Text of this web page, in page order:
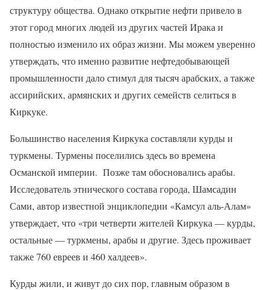
структуру общества. Однако открытие нефти привело в
этот город многих людей из других частей Ирака и
полностью изменило их образ жизни. Мы можем уверенно
утверждать, что именно развитие нефтедобывающей
промышленности дало стимул для тысяч арабских, а также
ассирийских, армянских и других семейств селиться в
Киркуке.
Большинство населения Киркука составляли курды и
туркмены. Турмены поселились здесь во времена
Османской империи. Позже там обосновались арабы.
Исследователь этнического состава города, Шамсадин
Сами, автор известной энциклопедии «Камсул аль-Алам»
утверждает, что «три четверти жителей Киркука — курды,
остальные — туркмены, арабы и другие. Здесь проживает
также 760 евреев и 460 халдеев».
Курды жили, и живут до сих пор, главным образом в